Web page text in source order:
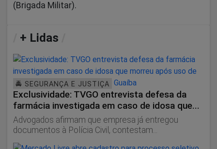
(Brigada Militar).
+ Lidas
🚔 SEGURANÇA E JUSTIÇA
Exclusividade: TVGO entrevista defesa da
farmácia investigada em caso de idosa que...
Advogados afirmam que empresa já entregou
documentos à Polícia Civil, contestam...